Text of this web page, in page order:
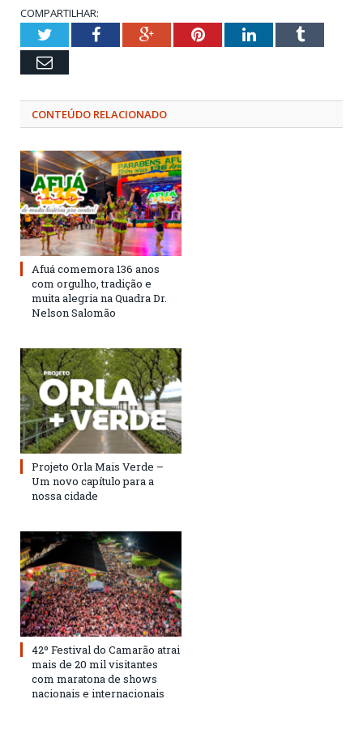
COMPARTILHAR:
TwitterFacebookGoogle+PinterestLinkedInTumblr
Email
CONTEÚDO RELACIONADO
Afuá comemora 136 anos
com orgulho, tradição e
muita alegria na Quadra Dr.
Nelson Salomão
Projeto Orla Mais Verde –
Um novo capítulo para a
nossa cidade
42º Festival do Camarão atrai
mais de 20 mil visitantes
com maratona de shows
nacionais e internacionais